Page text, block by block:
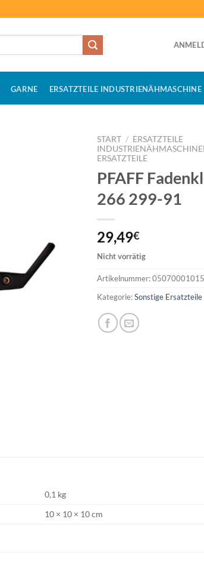
GARNE ERSATZTEILE INDUSTRIENÄHMASCHINE
START / ERSATZTEILE
ERSATZTEILE
PFAFF
266 299-91
29,49€
Nicht vorrätig
Artikelnummer:05070001015
Kategorie:Sonstige Ersatzteile
0,1 kg
10 × 10 × 10 cm